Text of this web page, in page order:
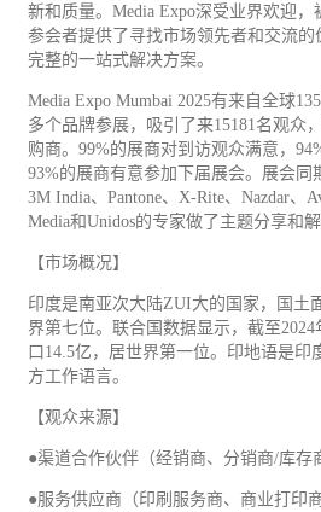
新和质量。Media Expo深受业界欢迎
参会者提供了寻找市场领先者和交流
完整的一站式解决方案。
Media Expo Mumbai 2025有来自全球
多个品牌参展，吸引了来15181名观众
购商。99%的展商对到访观众满意，
93%的展商有意参加下届展会。展会同
3M India、Pantone、X-Rite、Nazdar、
Media和Unidos的专家做了主题分享和
【市场概况】
印度是南亚次大陆ZUI大的国家，国土
界第七位。联合国数据显示，截至
口14.5亿，居世界第一位。印地语是印
方工作语言。
【观众来源】
●渠道合作伙伴（经销商、分销商/库存
●服务供应商（印刷服务商、商业打印